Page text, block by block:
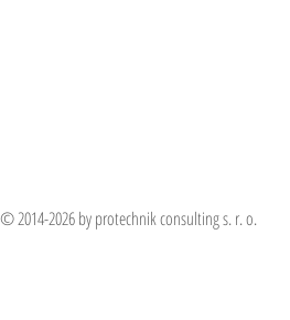
© 2014-2026 by protechnik consulting s. r. o.